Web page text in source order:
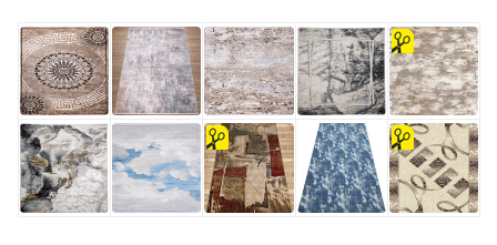
на
отрез
на
отрез
на
отрез